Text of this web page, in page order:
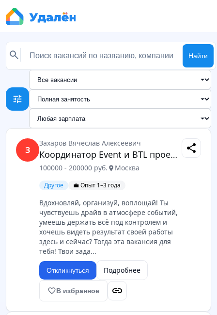
Найти
tune
З
Захаров Вячеслав Алексеевич
Координатор Event и BTL проектов
100000 - 200000 руб. location_on Москва
Другое 💼 Опыт 1–3 года
Вдохновляй, организуй, воплощай! Ты
чувствуешь драйв в атмосфере событий,
умеешь держать всё под контролем и
хочешь видеть результат своей работы
здесь и сейчас? Тогда эта вакансия для
тебя! Твои зада...
Откликнуться Подробнее
favorite_borderВ избранное link
share